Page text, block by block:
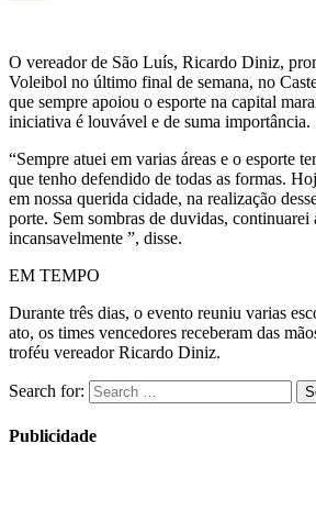
O vereador de São Luís, Ricardo Diniz,
Voleibol no último final de semana, no
que sempre apoiou o esporte na capital
iniciativa é louvável e de suma importância.
“Sempre atuei em varias áreas e o esporte
que tenho defendido de todas as formas.
em nossa querida cidade, na realização
porte. Sem sombras de duvidas, continuarei
incansavelmente ”, disse.
EM TEMPO
Durante três dias, o evento reuniu varias
ato, os times vencedores receberam das
troféu vereador Ricardo Diniz.
Search for:
Publicidade